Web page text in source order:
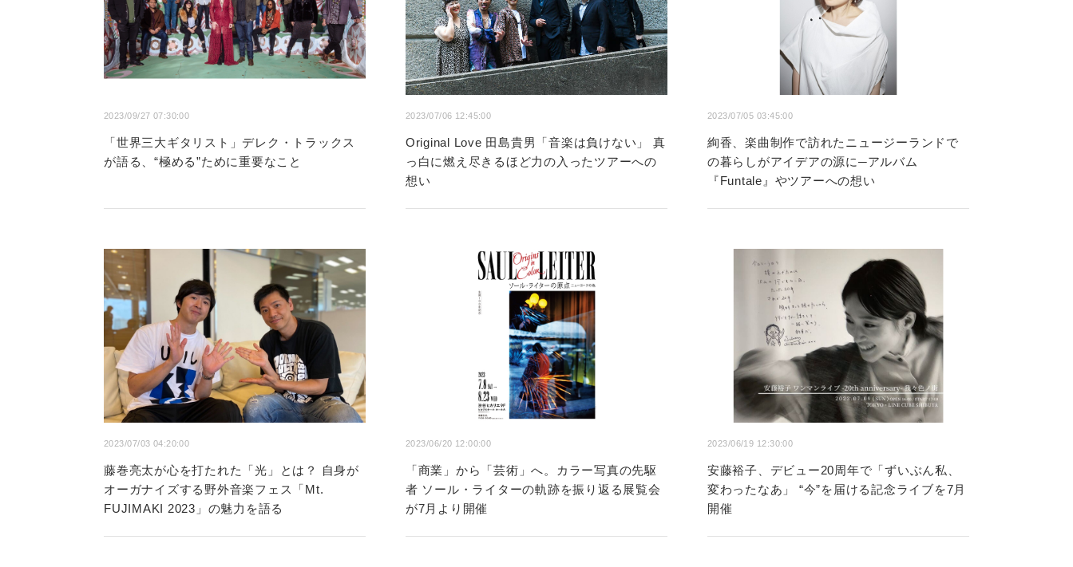
2023/09/27 07:30:00
「世界三大ギタリスト」デレク・トラックス
が語る、“極める”ために重要なこと
2023/07/06 12:45:00
Original Love 田島貴男「音楽は負けない」 真
っ白に燃え尽きるほど力の入ったツアーへの
想い
2023/07/05 03:45:00
絢香、楽曲制作で訪れたニュージーランドで
の暮らしがアイデアの源に─アルバム
『Funtale』やツアーへの想い
2023/07/03 04:20:00
藤巻亮太が心を打たれた「光」とは？ 自身が
オーガナイズする野外音楽フェス「Mt.
FUJIMAKI 2023」の魅力を語る
2023/06/20 12:00:00
「商業」から「芸術」へ。カラー写真の先駆
者 ソール・ライターの軌跡を振り返る展覧会
が7月より開催
2023/06/19 12:30:00
安藤裕子、デビュー20周年で「ずいぶん私、
変わったなあ」 “今”を届ける記念ライブを7月
開催